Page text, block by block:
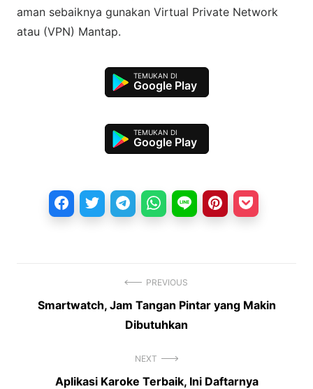
aman sebaiknya gunakan Virtual Private Network
atau (VPN) Mantap.
Google Play
Google Play
Navigasi
PREVIOUS
Previous
Smartwatch, Jam Tangan Pintar yang Makin
Dibutuhkan
NEXT
Next
Aplikasi Karoke Terbaik, Ini Daftarnya